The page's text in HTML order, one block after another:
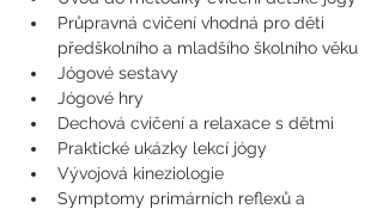
Průpravná cvičení vhodná pro děti
předškolního a mladšího školního věku
Jógové sestavy
Jógové hry
Dechová cvičení a relaxace s dětmi
Praktické ukázky lekcí jógy
Vývojová kineziologie
Symptomy primárních reflexů a